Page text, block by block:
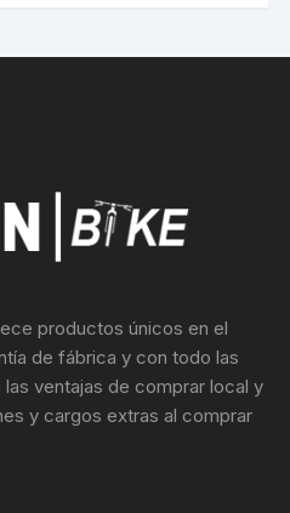
productos únicos en el
de fábrica y con todo las
ventajas de comprar local y
y cargos extras al comprar